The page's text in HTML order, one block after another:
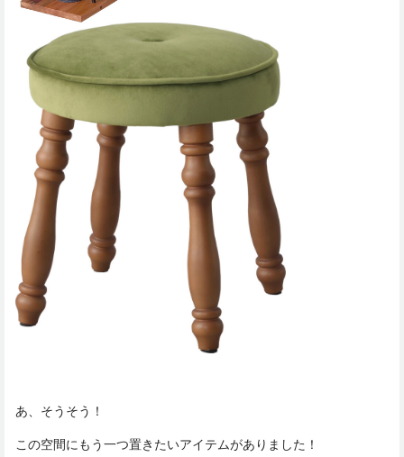
あ、そうそう！
この空間にもう一つ置きたいアイテムがありました！